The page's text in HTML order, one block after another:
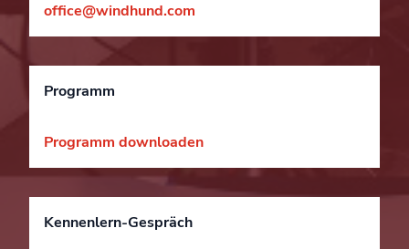
office@windhund.com
Programm
Programm downloaden
Kennenlern-Gespräch